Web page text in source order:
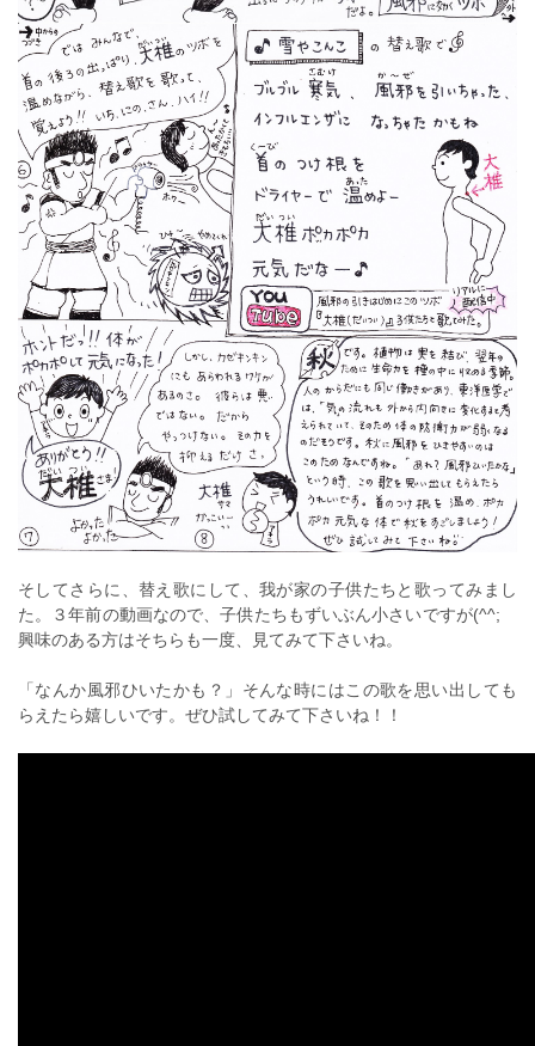
そしてさらに、替え歌にして、我が家の子供たちと歌ってみまし
た。３年前の動画なので、子供たちもずいぶん小さいですが(^^;
興味のある方はそちらも一度、見てみて下さいね。
「なんか風邪ひいたかも？」そんな時にはこの歌を思い出しても
らえたら嬉しいです。ぜひ試してみて下さいね！！